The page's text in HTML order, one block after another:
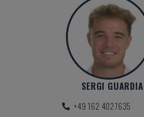
SERGI GUARDIA
+49 162 4027635